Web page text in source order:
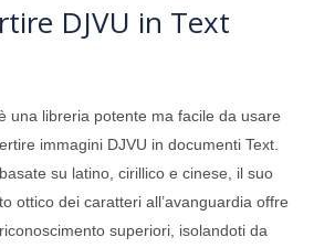
DJVU in Text
una libreria potente ma facile da usare
immagini DJVU in documenti Text.
su latino, cirillico e cinese, il suo
ottico dei caratteri all’avanguardia offre
superiori, isolandoti da